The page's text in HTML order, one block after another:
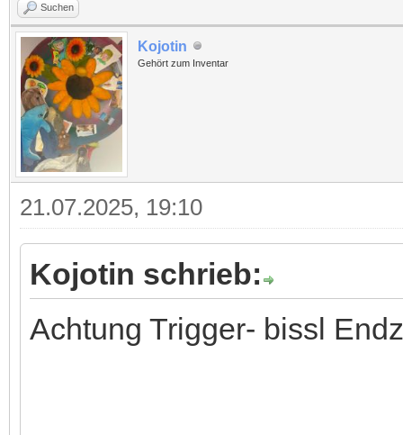
Suchen
Kojotin
Gehört zum Inventar
21.07.2025, 19:10
Kojotin schrieb:
Achtung Trigger- bissl